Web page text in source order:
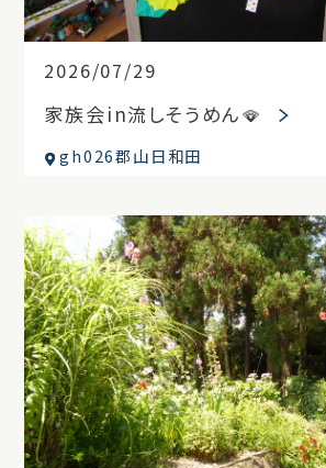
2026/07/29
家族会in流しそうめん🪭
gh026郡山日和田